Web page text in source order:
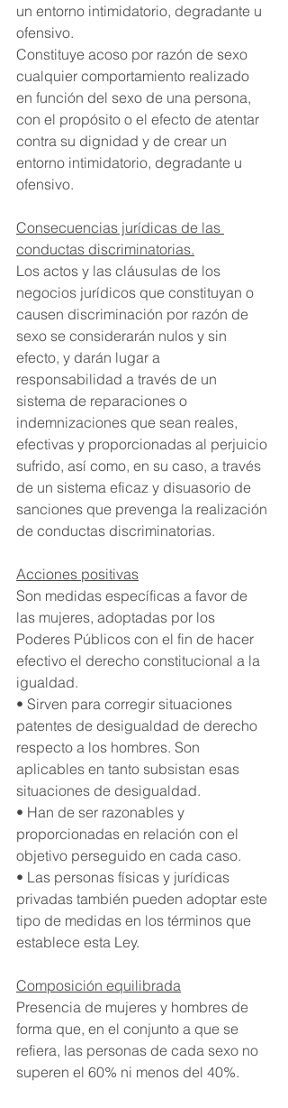
un entorno intimidatorio, degradante u
ofensivo.
Constituye acoso por razón de sexo
cualquier comportamiento realizado
en función del sexo de una persona,
con el propósito o el efecto de atentar
contra su dignidad y de crear un
entorno intimidatorio, degradante u
ofensivo.
Consecuencias jurídicas de las
conductas discriminatorias.
Los actos y las cláusulas de los
negocios jurídicos que constituyan o
causen discriminación por razón de
sexo se considerarán nulos y sin
efecto, y darán lugar a
responsabilidad a través de un
sistema de reparaciones o
indemnizaciones que sean reales,
efectivas y proporcionadas al perjuicio
sufrido, así como, en su caso, a través
de un sistema eficaz y disuasorio de
sanciones que prevenga la realización
de conductas discriminatorias.
Acciones positivas
Son medidas específicas a favor de
las mujeres, adoptadas por los
Poderes Públicos con el fin de hacer
efectivo el derecho constitucional a la
igualdad.
• Sirven para corregir situaciones
patentes de desigualdad de derecho
respecto a los hombres. Son
aplicables en tanto subsistan esas
situaciones de desigualdad.
• Han de ser razonables y
proporcionadas en relación con el
objetivo perseguido en cada caso.
• Las personas físicas y jurídicas
privadas también pueden adoptar este
tipo de medidas en los términos que
establece esta Ley.
Composición equilibrada
Presencia de mujeres y hombres de
forma que, en el conjunto a que se
refiera, las personas de cada sexo no
superen el 60% ni menos del 40%.